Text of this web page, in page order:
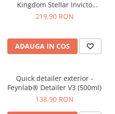
Kingdom Stellar Invicto
Hydrophilic (100gr)
219,90 RON
ADAUGA IN COS
Quick detailer exterior -
Feynlab® Detailer V3 (500ml)
138,90 RON